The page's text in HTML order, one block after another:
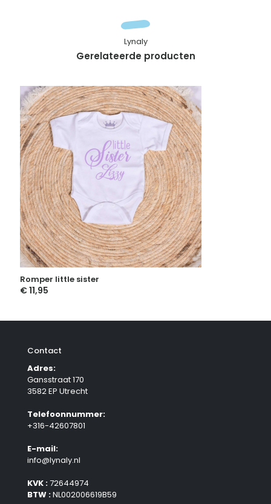
Gerelateerde producten
Lynaly
Romper little sister
€11,95
Contact
Adres:
Gansstraat 170
3582 EP Utrecht
Telefoonnummer:
+316-42607801
E-mail:
info@lynaly.nl
KVK :72644974
BTW :NL002006619B59